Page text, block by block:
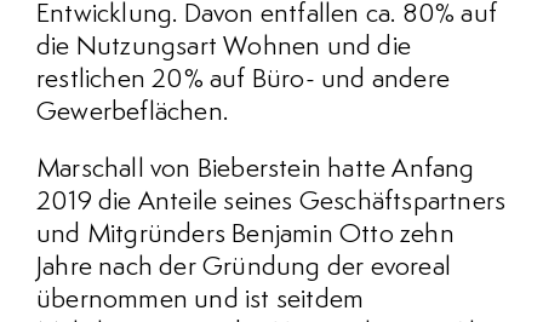
Entwicklung. Davon entfallen ca. 80% auf
die Nutzungsart Wohnen und die
restlichen 20% auf Büro- und andere
Gewerbeflächen.
Marschall von Bieberstein hatte Anfang
2019 die Anteile seines Geschäftspartners
und Mitgründers Benjamin Otto zehn
Jahre nach der Gründung der evoreal
übernommen und ist seitdem